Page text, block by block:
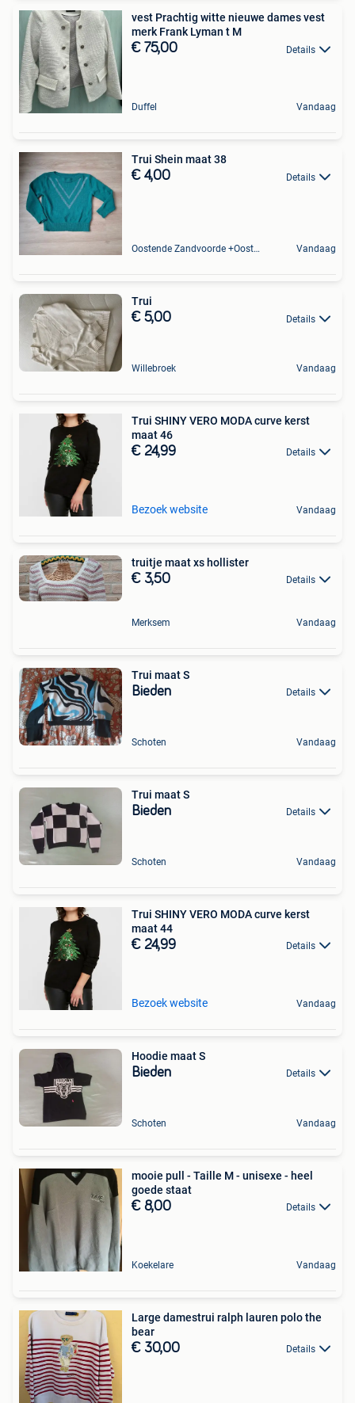
vest Prachtig witte nieuwe dames vest
merk Frank Lyman t M
€ 75,00 Details
Duffel Vandaag
Trui Shein maat 38
€ 4,00 Details
Oostende Zandvoorde +Oostende Vandaag
Trui
€ 5,00 Details
Willebroek Vandaag
Trui SHINY VERO MODA curve kerst
maat 46
€ 24,99 Details
Bezoek website Vandaag
truitje maat xs hollister
€ 3,50 Details
Merksem Vandaag
Trui maat S
Bieden Details
Schoten Vandaag
Trui maat S
Bieden Details
Schoten Vandaag
Trui SHINY VERO MODA curve kerst
maat 44
€ 24,99 Details
Bezoek website Vandaag
Hoodie maat S
Bieden Details
Schoten Vandaag
mooie pull - Taille M - unisexe - heel
goede staat
€ 8,00 Details
Koekelare Vandaag
Large damestrui ralph lauren polo the
bear
€ 30,00 Details